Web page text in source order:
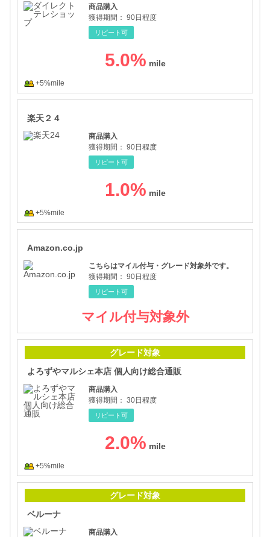
商品購入
獲得期間： 90日程度
リピート可
5.0%
+5%mile
楽天２４
商品購入
獲得期間： 90日程度
リピート可
1.0%
+5%mile
Amazon.co.jp
こちらはマイル付与・グレード対象外です。
獲得期間： 90日程度
リピート可
マイル付与対象外
グレード対象
よろずやマルシェ本店 個人向け総合通販
商品購入
獲得期間： 30日程度
リピート可
2.0%
+5%mile
グレード対象
ベルーナ
商品購入